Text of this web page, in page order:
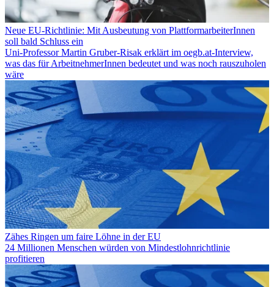
Neue EU-Richtlinie: Mit Ausbeutung von PlattformarbeiterInnen
soll bald Schluss ein
Uni-Professor Martin Gruber-Risak erklärt im oegb.at-Interview,
was das für ArbeitnehmerInnen bedeutet und was noch rauszuholen
wäre
Zähes Ringen um faire Löhne in der EU
24 Millionen Menschen würden von Mindestlohnrichtlinie
profitieren